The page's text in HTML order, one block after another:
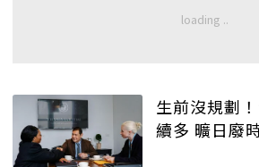
生前沒規劃
續多 曠日廢